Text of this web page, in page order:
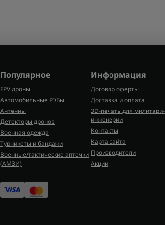
Популярное
FPV дроны
Автомобильные РЭБы
Антенны
Детекторы дронов
Военная одежда
Турникеты и бандажи
Военные/тактические аптечки
(AMЗИ)
Информация
Договор оферты
Доставка и оплата
3D-печать для милитари-
инженерии
Контакты
Карта сайта
Производители
Акции